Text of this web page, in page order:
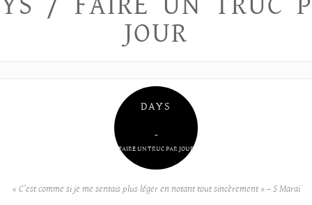
JOUR
DAYS
–
FAIRE UN TRUC PAR JOUR
« C’est comme si je me sentais plus léger en notant tout sincèrement » – S Maraï